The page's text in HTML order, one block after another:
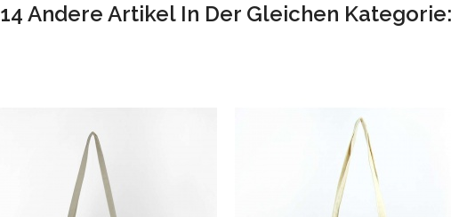
14 Andere Artikel In Der Gleichen Kategorie: